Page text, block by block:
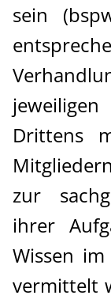
sein
Drittens
zur
ihrer
Wissen
vermittelt